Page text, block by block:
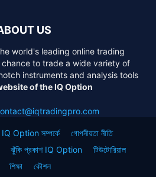
US
world's leading online trading
to trade a wide variety of
instruments and analysis tools
of the IQ Option
IQ Option সম্পর্কে
গোপনীয়তা নীতি
ঝুঁকি প্রকাশ IQ Option
টিউটোরিয়াল
শিক্ষা
কৌশল